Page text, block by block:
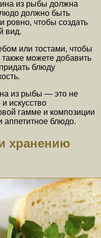
из рыбы должна
должно быть
ровно, чтобы создать
вид.
или тостами, чтобы
можете добавить
блюду
из рыбы — это не
искусство
гамме и композиции
аппетитное блюдо.
хранению